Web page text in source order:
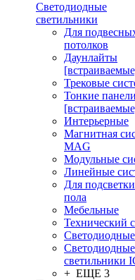
Светодиодные
светильники
Для
потолков
Даунлайты
Трековые
Тонкие панели
Интерьерные
Магнитная
MAG
Модульные
Линейные
Для
пола
Мебельные
Технический
Светодиодные
светильники
+ ЕЩЕ 3